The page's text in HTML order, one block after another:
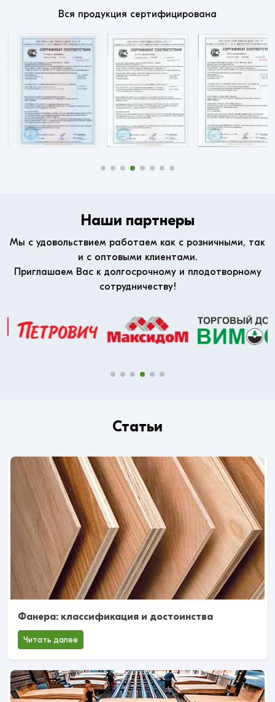
Вся продукция сертифицирована
Наши партнеры
Мы с удовольствием работаем как с розничными, так
и с оптовыми клиентами.
Приглашаем Вас к долгосрочному и плодотворному
сотрудничеству!
Статьи
Фанера: классификация и достоинства
Читать далее